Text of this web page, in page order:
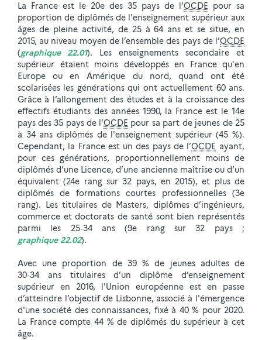
La France est le 20e des 35 pays de l’OCDE pour sa
proportion de diplômés de l'enseignement supérieur aux
âges de pleine activité, de 25 à 64 ans et se situe, en
2015, au niveau moyen de l’ensemble des pays de l’OCDE
(graphique 22.01). Les enseignements secondaire et
supérieur étaient moins développés en France qu'en
Europe ou en Amérique du nord, quand ont été
scolarisées les générations qui ont actuellement 60 ans.
Grâce à l’allongement des études et à la croissance des
effectifs étudiants des années 1990, la France est le 14e
pays des 35 pays de l’OCDE pour sa part de jeunes de 25
à 34 ans diplômés de l'enseignement supérieur (45 %).
Cependant, la France est un des pays de l’OCDE ayant,
pour ces générations, proportionnellement moins de
diplômés d’une Licence, d’une ancienne maîtrise ou d’un
équivalent (24e rang sur 32 pays, en 2015), et plus de
diplômés de formations courtes professionnelles (3e
rang). Les titulaires de Masters, diplômes d’ingénieurs,
commerce et doctorats de santé sont bien représentés
parmi les 25‑34 ans (9e rang sur 32 pays ;
graphique 22.02).
Avec une proportion de 39 % de jeunes adultes de
30‑34 ans titulaires d’un diplôme d’enseignement
supérieur en 2016, l'Union européenne est en passe
d’atteindre l’objectif de Lisbonne, associé à l'émergence
d'une société des connaissances, fixé à 40 % pour 2020.
La France compte 44 % de diplômés du supérieur à cet
âge.